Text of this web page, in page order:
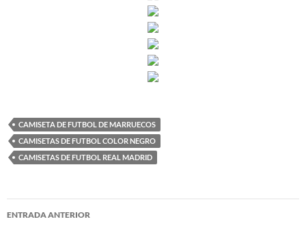
CAMISETA DE FUTBOL DE MARRUECOS
CAMISETAS DE FUTBOL COLOR NEGRO
CAMISETAS DE FUTBOL REAL MADRID
Navegación
ENTRADA ANTERIOR